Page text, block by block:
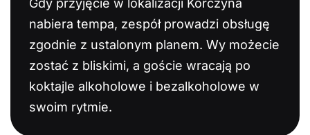
nabiera tempa, zespół prowadzi obsługę
zgodnie z ustalonym planem. Wy możecie
zostać z bliskimi, a goście wracają po
koktajle alkoholowe i bezalkoholowe w
swoim rytmie.